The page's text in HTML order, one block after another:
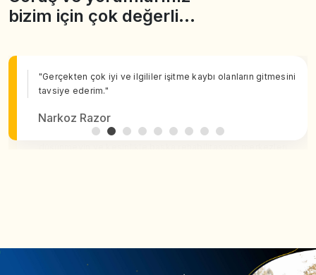
bizim için çok değerli…
"Gerçekten çok iyi ve ilgililer işitme kaybı olanların gitmesini
tavsiye ederim."
Narkoz Razor